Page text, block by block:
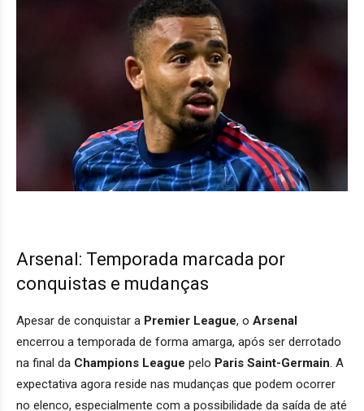
Arsenal: Temporada marcada por
conquistas e mudanças
Apesar de conquistar a Premier League, o Arsenal
encerrou a temporada de forma amarga, após ser derrotado
na final da Champions League pelo Paris Saint-Germain. A
expectativa agora reside nas mudanças que podem ocorrer
no elenco, especialmente com a possibilidade da saída de até